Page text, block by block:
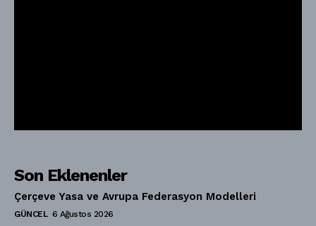
Son Eklenenler
Çerçeve Yasa ve Avrupa Federasyon Modelleri
GÜNCEL 6 Ağustos 2026